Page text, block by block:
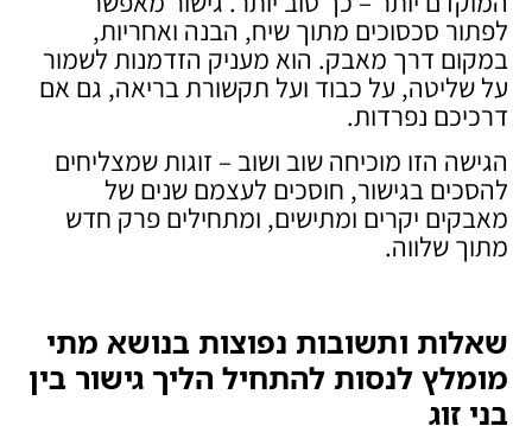
לפתור סכסוכים מתוך שיח, הבנה ואחריות,
במקום דרך מאבק. הוא מעניק הזדמנות לשמור
על שליטה, על כבוד ועל תקשורת בריאה, גם אם
דרכיכם נפרדות.
הגישה הזו מוכיחה שוב ושוב – זוגות שמצליחים
להסכים בגישור, חוסכים לעצמם שנים של
מאבקים יקרים ומתישים, ומתחילים פרק חדש
מתוך שלווה.
שאלות ותשובות נפוצות בנושא מתי
מומלץ לנסות להתחיל הליך גישור בין
בני זוג